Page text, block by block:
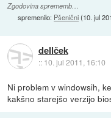
Zgodovina sprememb…
spremenilo: Pšenični(10. jul
dellček
:: 10. jul 2011, 16:10
Ni problem v windowsih,
kakšno starejšo verzijo